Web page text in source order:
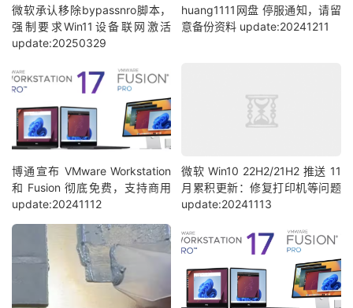
微软承认移除bypassnro脚本，
强制要求Win11设备联网激活
update:20250329
huang1111网盘 停服通知，请留
意备份资料 update:20241211
博通宣布 VMware Workstation
和 Fusion 彻底免费，支持商用
update:20241112
微软 Win10 22H2/21H2 推送 11
月累积更新：修复打印机等问题
update:20241113